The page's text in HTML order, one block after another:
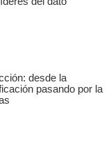
desde la
pasando por la